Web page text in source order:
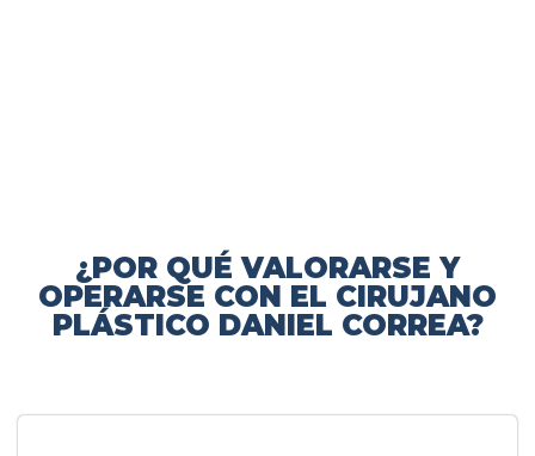
¿POR QUÉ VALORARSE Y
OPERARSE CON EL CIRUJANO
PLÁSTICO DANIEL CORREA?